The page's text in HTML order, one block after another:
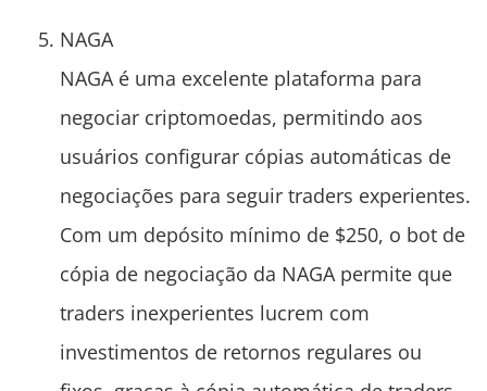
NAGA
NAGA é uma excelente plataforma para
negociar criptomoedas, permitindo aos
usuários configurar cópias automáticas de
negociações para seguir traders experientes.
Com um depósito mínimo de $250, o bot de
cópia de negociação da NAGA permite que
traders inexperientes lucrem com
investimentos de retornos regulares ou